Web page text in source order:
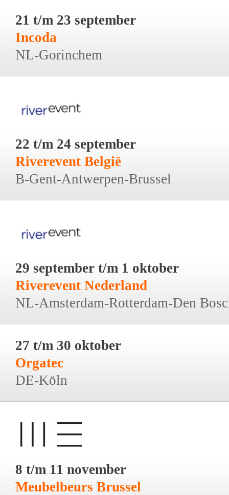
21 t/m 23 september
Incoda
NL-Gorinchem
22 t/m 24 september
Riverevent België
B-Gent-Antwerpen-Brussel
29 september t/m 1 oktober
Riverevent Nederland
NL-Amsterdam-Rotterdam-Den
27 t/m 30 oktober
Orgatec
DE-Köln
8 t/m 11 november
Meubelbeurs Brussel